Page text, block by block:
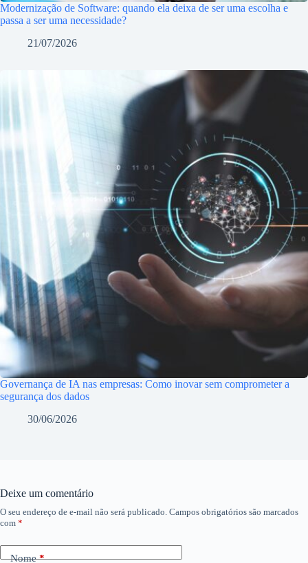
Modernização de Software: quando ela deixa de ser uma escolha e
passa a ser uma necessidade?
21/07/2026
Governança de IA nas empresas: Como inovar sem comprometer a
segurança dos dados
30/06/2026
Deixe um comentário
O seu endereço de e-mail não será publicado. Campos obrigatórios são marcados
com *
Nome*